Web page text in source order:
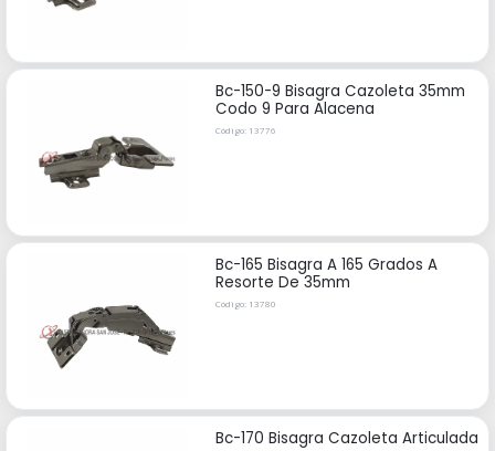
Bc-150-9 Bisagra Cazoleta 35mm
Codo 9 Para Alacena
Código: 13776
Bc-165 Bisagra A 165 Grados A
Resorte De 35mm
Código: 13780
Bc-170 Bisagra Cazoleta Articulada